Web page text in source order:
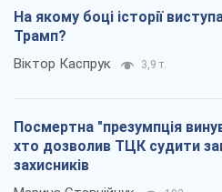
На якому боці історії
Трамп?
Віктор Каспрук 3,9 т.
Посмертна "презумпція
хто дозволив ТЦК судити
захисників